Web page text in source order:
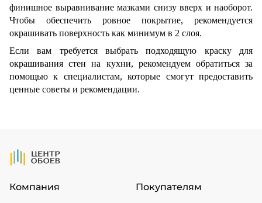
финишное выравнивание мазками снизу вверх и наоборот.
Чтобы обеспечить ровное покрытие, рекомендуется
окрашивать поверхность как минимум в 2 слоя.
Если вам требуется выбрать подходящую краску для
окрашивания стен на кухни, рекомендуем обратиться за
помощью к специалистам, которые смогут предоставить
ценные советы и рекомендации.
На Главную
Компания Покупателям